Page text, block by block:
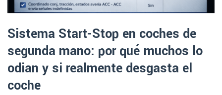
Sistema Start-Stop en coches de
segunda mano: por qué muchos lo
odian y si realmente desgasta el
coche